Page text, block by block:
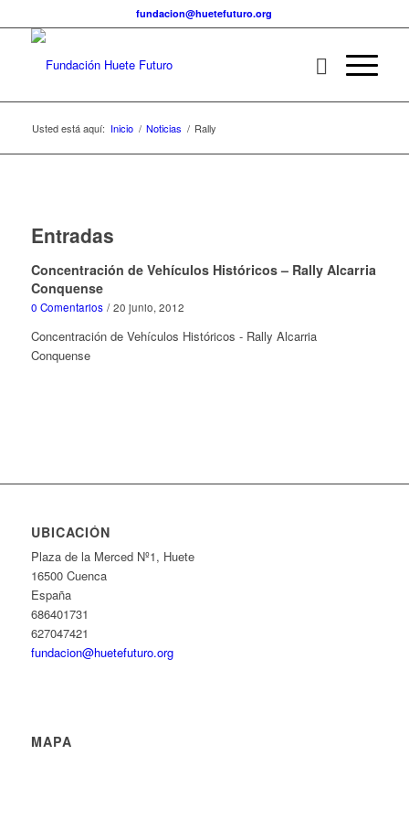
fundacion@huetefuturo.org
Usted está aquí: Inicio / Noticias / Rally
Entradas
Concentración de Vehículos Históricos – Rally Alcarria
Conquense
0 Comentarios / 20 junio, 2012
Concentración de Vehículos Históricos - Rally Alcarria
Conquense
UBICACIÓN
Plaza de la Merced Nº1, Huete
16500 Cuenca
España
686401731
627047421
fundacion@huetefuturo.org
MAPA